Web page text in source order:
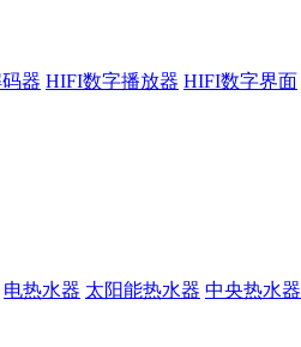
器 HIFI数字播放器 HIFI数字界面
电热水器 太阳能热水器 中央热水器